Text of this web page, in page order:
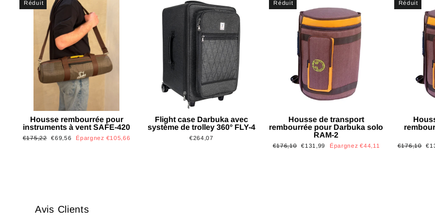
Réduit
Housse rembourrée pour
instruments à vent SAFE-420
Prix
€175,22 Prix
€69,56 Épargnez €105,66
Flight case Darbuka avec
système de trolley 360° FLY-4
€264,07
Réduit
Housse de transport
rembourrée pour Darbuka solo
RAM-2
Prix
€176,10
Prix
€131,99 Épargnez €44,11
Réduit
Prix
€176,10
Avis Clients